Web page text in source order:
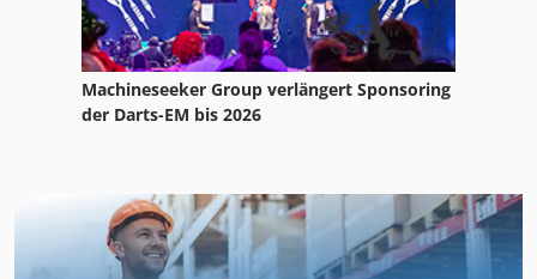
Machineseeker Group verlängert Sponsoring
der Darts-EM bis 2026